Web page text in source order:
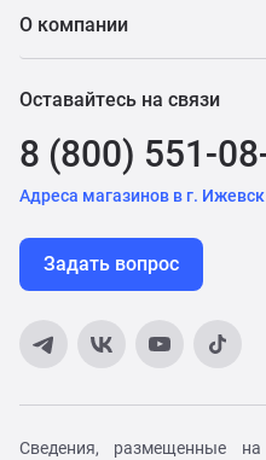
О компании
Оставайтесь на связи
8 (800) 551-
Адреса магазинов в г. Ижевск
Задать вопрос
Сведения, размещенные на